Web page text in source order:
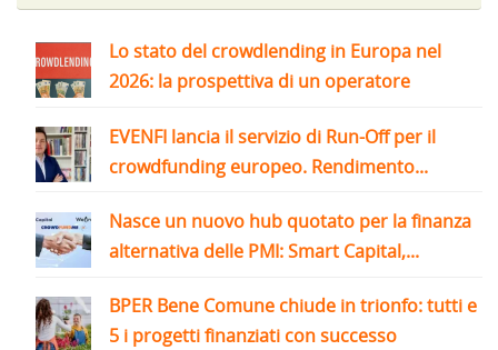
Lo stato del crowdlending in Europa nel
2026: la prospettiva di un operatore
EVENFI lancia il servizio di Run-Off per il
crowdfunding europeo. Rendimento...
Nasce un nuovo hub quotato per la finanza
alternativa delle PMI: Smart Capital,...
BPER Bene Comune chiude in trionfo: tutti e
5 i progetti finanziati con successo